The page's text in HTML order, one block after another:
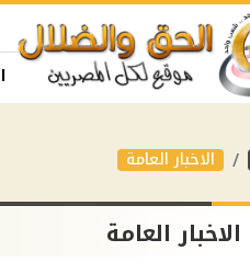
الاخبار العامة
الاخبار العامة